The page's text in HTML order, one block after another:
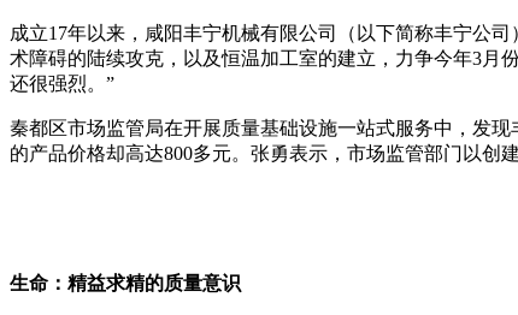
成立17年以来，咸阳丰宁机械有限公司（以下简称丰宁公
术障碍的陆续攻克，以及恒温加工室的建立，力争今年3月
还很强烈。”
秦都区市场监管局在开展质量基础设施一站式服务中，发
的产品价格却高达800多元。张勇表示，市场监管部门以创
生命：精益求精的质量意识